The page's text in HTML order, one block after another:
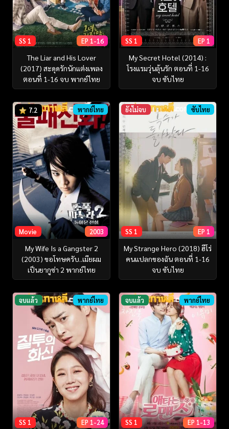
SS 1 EP 1-16
The Liar and His Lover
(2017) สะดุดรักนักแต่งเพลง
ตอนที่ 1-16 จบ พากย์ไทย
SS 1 EP 1
My Secret Hotel (2014) :
โรงแรมวุ่นลุ้นรัก ตอนที่ 1-16
จบ ซับไทย
7.2 พากย์ไทย
Movie 2003
My Wife Is a Gangster 2
(2003) ขอโทษครับ..เมียผม
เป็นยากูซ่า 2 พากย์ไทย
ยังไม่จบ ซับไทย
SS 1 EP 1
My Strange Hero (2018) ฮีโร่
คนแปลกของฉัน ตอนที่ 1-16
จบ ซับไทย
จบแล้ว พากย์ไทย
SS 1 EP 1-24
จบแล้ว พากย์ไทย
SS 1 EP 1-13